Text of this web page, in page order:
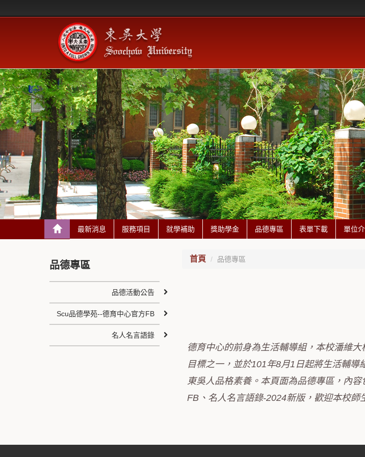
最新消息 服務項目 就學補助 獎助學金 品德專區 表單下載 單位
首頁 品德專區
德育中心的前身為生活輔導組，本校潘維
目標之一，並於101年8月1日起將生活輔
東吳人品格素養。本頁面為品德專區，內
FB、名人名言語錄-2024新版，歡迎本校師
品德專區
品德活動公告
Scu品德學苑--德育中心官方FB
名人名言語錄